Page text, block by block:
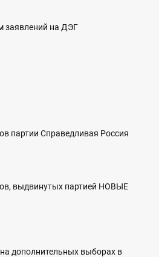
заявлений на ДЭГ
партии Справедливая Россия
выдвинутых партией НОВЫЕ
дополнительных выборах в